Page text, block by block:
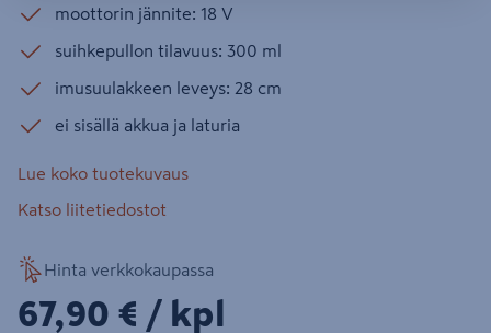
moottorin jännite: 18 V
suihkepullon tilavuus: 300 ml
imusuulakkeen leveys: 28 cm
ei sisällä akkua ja laturia
Lue koko tuotekuvaus
Katso liitetiedostot
Hinta verkkokaupassa
67,90€/kpl
67,90 € / kpl